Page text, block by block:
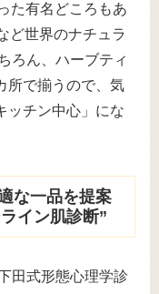
た有名どころもあ
ど世界のナチュラ
ろん、ハーブティ
所で揃うので、気
ッチン中心」にな
な一品を提案
イン肌診断”
田式形態心理学診